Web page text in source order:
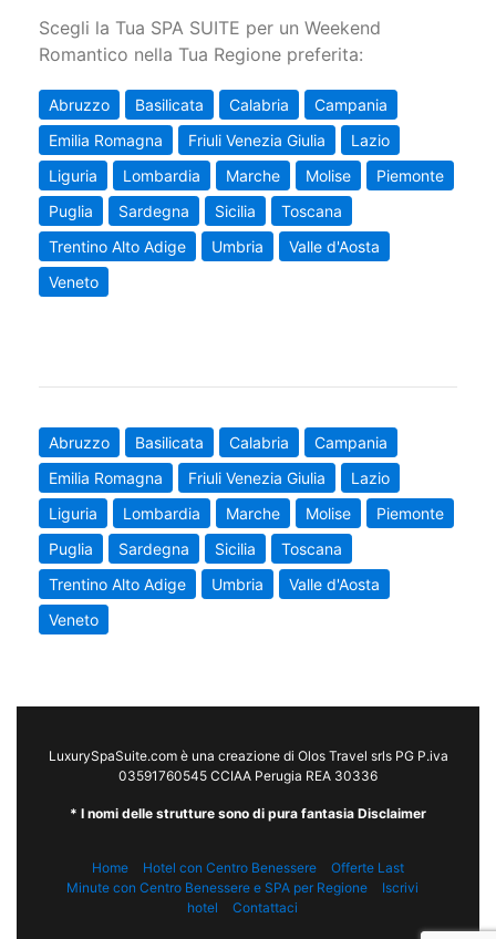
Scegli la Tua SPA SUITE per un Weekend
Romantico nella Tua Regione preferita:
Abruzzo Basilicata Calabria
Campania
Emilia Romagna
Friuli Venezia Giulia
Lazio
Liguria
Lombardia Marche Molise
Piemonte
Puglia
Sardegna Sicilia
Toscana
Trentino Alto Adige
Umbria
Valle d'Aosta
Veneto
Abruzzo Basilicata Calabria
Campania
Emilia Romagna
Friuli Venezia Giulia
Lazio
Liguria
Lombardia Marche Molise
Piemonte
Puglia
Sardegna Sicilia
Toscana
Trentino Alto Adige
Umbria
Valle d'Aosta
Veneto
LuxurySpaSuite.com è una creazione di Olos Travel srls PG P.iva
03591760545 CCIAA Perugia REA 30336
* I nomi delle strutture sono di pura fantasia Disclaimer
Home Hotel con Centro Benessere
Offerte Last
Minute con Centro Benessere e SPA per Regione
Iscrivi
hotel
Contattaci